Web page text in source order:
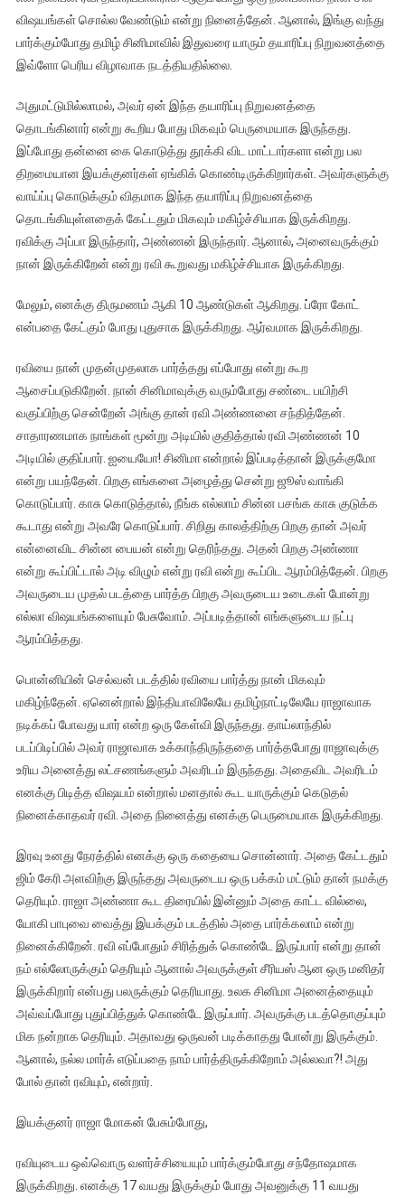
விஷயங்கள் சொல்ல வேண்டும் என்று நினைத்தேன். ஆனால், இங்கு வந்து
பார்க்கும்போது தமிழ் சினிமாவில் இதுவரை யாரும் தயாரிப்பு நிறுவனத்தை
இவ்ளோ பெரிய விழாவாக நடத்தியதில்லை.
அதுமட்டுமில்லாமல், அவர் ஏன் இந்த தயாரிப்பு நிறுவனத்தை
தொடங்கினார் என்று கூறிய போது மிகவும் பெருமையாக இருந்தது.
இப்போது தன்னை கை கொடுத்து தூக்கி விட மாட்டார்களா என்று பல
திறமையான இயக்குனர்கள் ஏங்கிக் கொண்டிருக்கிறார்கள். அவர்களுக்கு
வாய்ப்பு கொடுக்கும் விதமாக இந்த தயாரிப்பு நிறுவனத்தை
தொடங்கியுள்ளதைக் கேட்டதும் மிகவும் மகிழ்ச்சியாக இருக்கிறது.
ரவிக்கு அப்பா இருந்தார், அண்ணன் இருந்தார். ஆனால், அனைவருக்கும்
நான் இருக்கிறேன் என்று ரவி கூறுவது மகிழ்ச்சியாக இருக்கிறது.
மேலும், எனக்கு திருமணம் ஆகி 10 ஆண்டுகள் ஆகிறது. ப்ரோ கோட்
என்பதை கேட்கும் போது புதுசாக இருக்கிறது. ஆர்வமாக இருக்கிறது.
ரவியை நான் முதன்முதலாக பார்த்தது எப்போது என்று கூற
ஆசைப்படுகிறேன். நான் சினிமாவுக்கு வரும்போது சண்டை பயிற்சி
வகுப்பிற்கு சென்றேன் அங்கு தான் ரவி அண்ணனை சந்தித்தேன்.
சாதாரணமாக நாங்கள் மூன்று அடியில் குதித்தால் ரவி அண்ணன் 10
அடியில் குதிப்பார். ஐயையோ! சினிமா என்றால் இப்படித்தான் இருக்குமோ
என்று பயந்தேன். பிறகு எங்களை அழைத்து சென்று ஜூஸ் வாங்கி
கொடுப்பார். காசு கொடுத்தால், நீங்க எல்லாம் சின்ன பசங்க காசு குடுக்க
கூடாது என்று அவரே கொடுப்பார். சிறிது காலத்திற்கு பிறகு தான் அவர்
என்னைவிட சின்ன பையன் என்று தெரிந்தது. அதன் பிறகு அண்ணா
என்று கூப்பிட்டால் அடி விழும் என்று ரவி என்று கூப்பிட ஆரம்பித்தேன். பிறகு
அவருடைய முதல் படத்தை பார்த்த பிறகு அவருடைய உடைகள் போன்று
எல்லா விஷயங்களையும் பேசுவோம். அப்படித்தான் எங்களுடைய நட்பு
ஆரம்பித்தது.
பொன்னியின் செல்வன் படத்தில் ரவியை பார்த்து நான் மிகவும்
மகிழ்ந்தேன். ஏனென்றால் இந்தியாவிலேயே தமிழ்நாட்டிலேயே ராஜாவாக
நடிக்கப் போவது யார் என்ற ஒரு கேள்வி இருந்தது. தாய்லாந்தில்
படப்பிடிப்பில் அவர் ராஜாவாக உக்காந்திருந்ததை பார்த்தபோது ராஜாவுக்கு
உரிய அனைத்து லட்சணங்களும் அவரிடம் இருந்தது. அதைவிட அவரிடம்
எனக்கு பிடித்த விஷயம் என்றால் மனதால் கூட யாருக்கும் கெடுதல்
நினைக்காதவர் ரவி. அதை நினைத்து எனக்கு பெருமையாக இருக்கிறது.
இரவு உனது நேரத்தில் எனக்கு ஒரு கதையை சொன்னார். அதை கேட்டதும்
ஜிம் கேரி அளவிற்கு இருந்தது அவருடைய ஒரு பக்கம் மட்டும் தான் நமக்கு
தெரியும். ராஜா அண்ணா கூட திரையில் இன்னும் அதை காட்ட வில்லை,
யோகி பாபுவை வைத்து இயக்கும் படத்தில் அதை பார்க்கலாம் என்று
நினைக்கிறேன். ரவி எப்போதும் சிரித்துக் கொண்டே இருப்பார் என்று தான்
நம் எல்லோருக்கும் தெரியும் ஆனால் அவருக்குள் சீரியஸ் ஆன ஒரு மனிதர்
இருக்கிறார் என்பது பலருக்கும் தெரியாது. உலக சினிமா அனைத்தையும்
அவ்வப்போது புதுப்பித்துக் கொண்டே இருப்பார். அவருக்கு படத்தொகுப்பும்
மிக நன்றாக தெரியும். அதாவது ஒருவன் படிக்காதது போன்று இருக்கும்.
ஆனால், நல்ல மார்க் எடுப்பதை நாம் பார்த்திருக்கிறோம் அல்லவா?! அது
போல் தான் ரவியும், என்றார்.
இயக்குனர் ராஜா மோகன் பேசும்போது,
ரவியுடைய ஒவ்வொரு வளர்ச்சியையும் பார்க்கும்போது சந்தோஷமாக
இருக்கிறது. எனக்கு 17 வயது இருக்கும் போது அவனுக்கு 11 வயது